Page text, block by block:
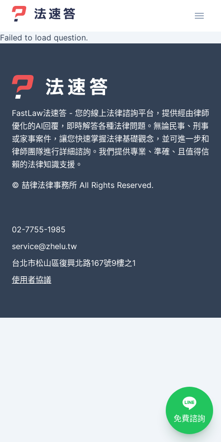
Failed to load question.
FastLaw法速答 - 您的線上法律諮詢平台，提供經由律師
優化的AI回覆，即時解答各種法律問題。無論民事、刑事
或家事案件，讓您快速掌握法律基礎觀念，並可進一步和
律師團隊進行詳細諮詢。我們提供專業、準確、且值得信
賴的法律知識支援。
© 喆律法律事務所 All Rights Reserved.
02-7755-1985
service@zhelu.tw
台北市松山區復興北路167號9樓之1
使用者協議
免費諮詢